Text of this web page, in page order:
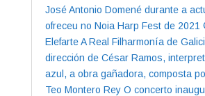
José Antonio Domené durante a
ofreceu no Noia Harp Fest de 2021
Elefarte A Real Filharmonía de
dirección de César Ramos,
azul, a obra gañadora, composta
Teo Montero Rey O concerto